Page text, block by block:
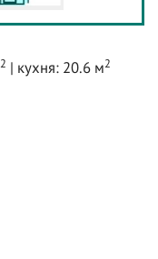
2 | кухня: 20.6 м2